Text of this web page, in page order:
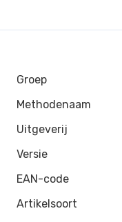
Groep
Methodenaam
Uitgeverij
Versie
EAN-code
Artikelsoort